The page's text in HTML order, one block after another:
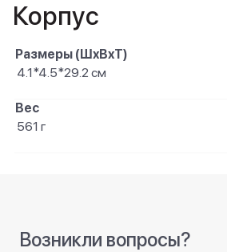
Корпус
Размеры (ШxВxТ)
4.1*4.5*29.2 см
Вес
561 г
Возникли вопросы?